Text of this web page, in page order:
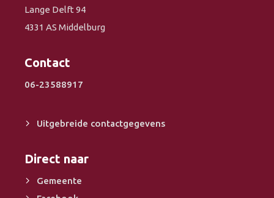
Lange Delft 94
4331 AS Middelburg
Contact
06-23588917
Uitgebreide contactgegevens
Direct naar
Gemeente